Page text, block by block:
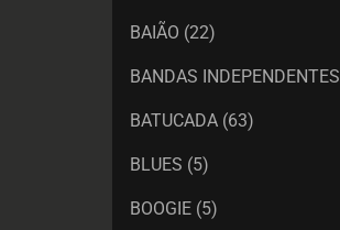
BAIÃO (22)
BANDAS INDEPENDENTES
BATUCADA (63)
BLUES (5)
BOOGIE (5)